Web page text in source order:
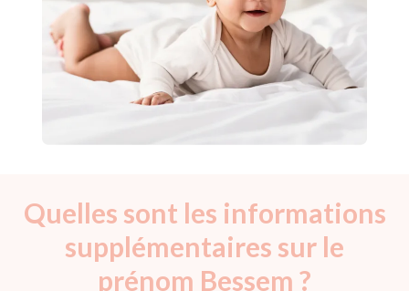
Quelles sont les informations
supplémentaires sur le
prénom Bessem ?